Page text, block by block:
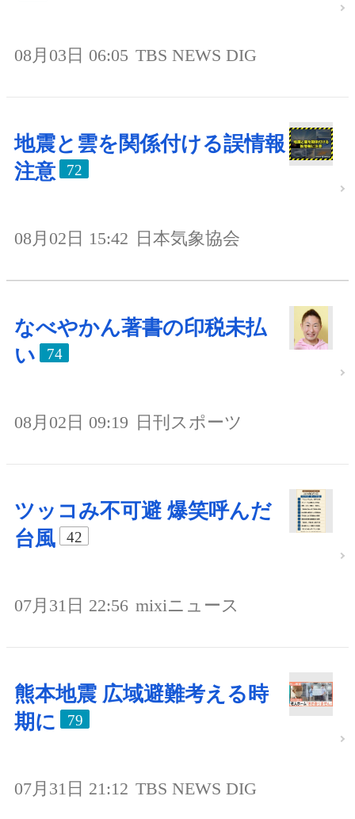
08月03日 06:05 TBS NEWS DIG
地震と雲を関係付ける誤情報
注意
72
08月02日 15:42 日本気象協会
なべやかん著書の印税未払
い
74
08月02日 09:19 日刊スポーツ
ツッコみ不可避 爆笑呼んだ
台風
42
07月31日 22:56 mixiニュース
熊本地震 広域避難考える時
期に
79
07月31日 21:12 TBS NEWS DIG